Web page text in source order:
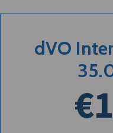
dVO